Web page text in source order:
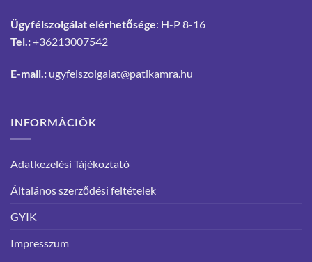
Ügyfélszolgálat elérhetősége: H-P 8-16
Tel.:+36213007542
E-mail.: ugyfelszolgalat@patikamra.hu
INFORMÁCIÓK
Adatkezelési Tájékoztató
Általános szerződési feltételek
GYIK
Impresszum